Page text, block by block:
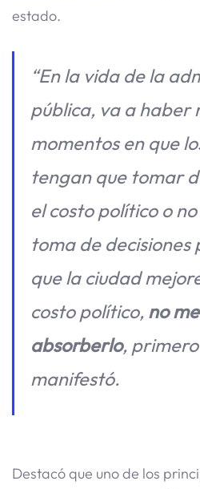
estado.
“En la vida de la
pública, va a haber
momentos en que
tengan que tomar
el costo político o
toma de decisiones
que la ciudad
costo político, no
absorberlo,
manifestó.
Destacó que uno de los